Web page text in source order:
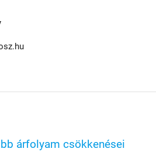
árfolyam csökkenései